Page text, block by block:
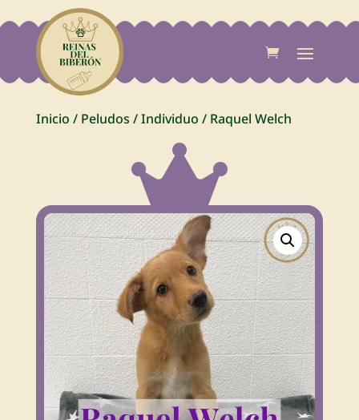
Inicio / Peludos /Individuo / Raquel Welch
